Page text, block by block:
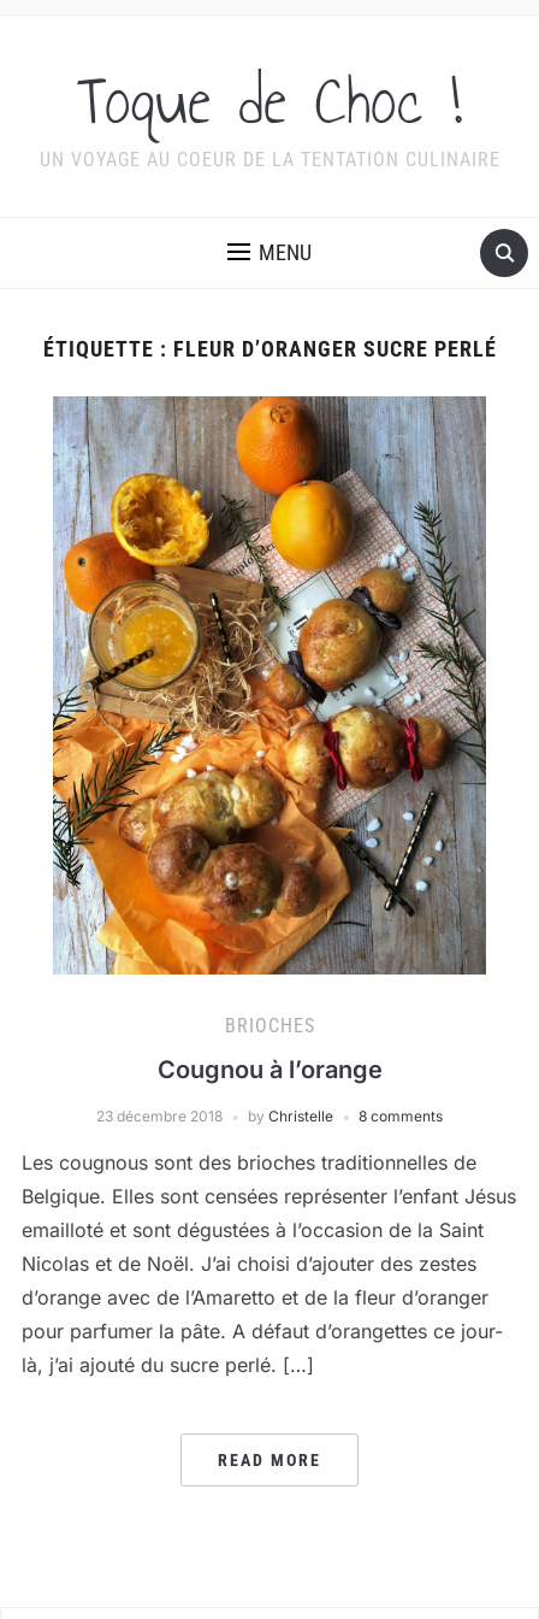
Toque de Choc !
UN VOYAGE AU COEUR DE LA TENTATION CULINAIRE
MENU
ÉTIQUETTE : FLEUR D’ORANGER SUCRE PERLÉ
BRIOCHES
Cougnou à l’orange
23 décembre 2018 by Christelle 8 comments
Les cougnous sont des brioches traditionnelles de
Belgique. Elles sont censées représenter l’enfant Jésus
emailloté et sont dégustées à l’occasion de la Saint
Nicolas et de Noël. J’ai choisi d’ajouter des zestes
d’orange avec de l’Amaretto et de la fleur d’oranger
pour parfumer la pâte. A défaut d’orangettes ce jour-
là, j’ai ajouté du sucre perlé. […]
READ MORE